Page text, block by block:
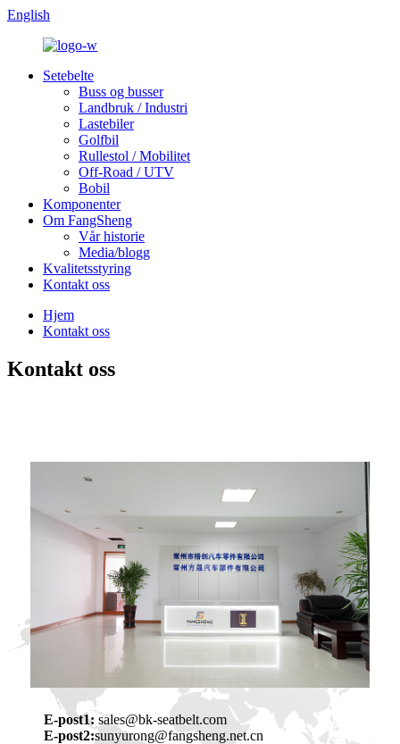
English
Setebelte
Buss og busser
Landbruk / Industri
Lastebiler
Golfbil
Rullestol / Mobilitet
Off-Road / UTV
Bobil
Komponenter
Om FangSheng
Vår historie
Media/blogg
Kvalitetsstyring
Kontakt oss
Hjem
Kontakt oss
Kontakt oss
E-post1: sales@bk-seatbelt.com
E-post2:sunyurong@fangsheng.net.cn